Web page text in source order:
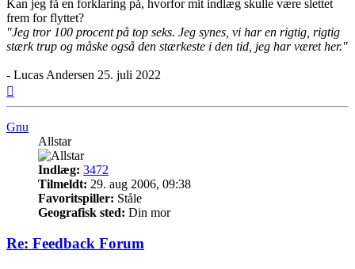
Kan jeg få en forklaring på, hvorfor mit indlæg skulle være slettet
frem for flyttet?
"Jeg tror 100 procent på top seks. Jeg synes, vi har en rigtig, rigtig
stærk trup og måske også den stærkeste i den tid, jeg har været her."
- Lucas Andersen 25. juli 2022
Gnu
Allstar
Indlæg: 3472
Tilmeldt: 29. aug 2006, 09:38
Favoritspiller: Ståle
Geografisk sted: Din mor
Re: Feedback Forum